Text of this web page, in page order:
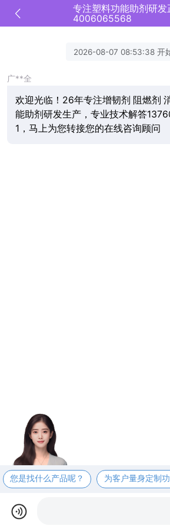
4006065568
2026-08-07 08:53:38 开
广**全
欢迎光临！26年专注增韧剂 阻燃剂
能助剂研发生产，专业技术解答
1，马上为您转接您的在线咨询顾问
您是找什么产品呢？ 为客户量身定制